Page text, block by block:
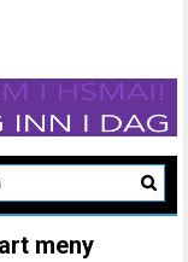
meny